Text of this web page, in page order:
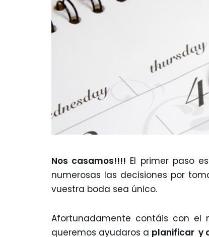
Nos casamos!!!! El primer paso
numerosas las decisiones por
vuestra boda sea único.
Afortunadamente contáis con el
queremos ayudaros a planificar y